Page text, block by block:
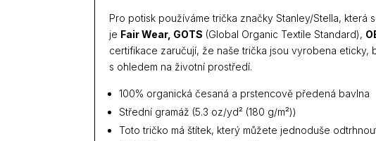
Pro potisk používáme trička značky Stanley/Stella, která
je Fair Wear, GOTS (Global Organic Textile Standard),
certifikace zaručují, že naše trička jsou vyrobena eticky,
s ohledem na životní prostředí.
100% organická česaná a prstencově předená bavlna
Střední gramáž (5.3 oz/yd² (180 g/m²))
Toto tričko má štítek, který můžete jednoduše